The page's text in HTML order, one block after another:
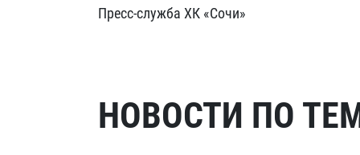
Пресс-служба ХК «Сочи»
НОВОСТИ ПО